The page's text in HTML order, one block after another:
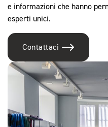
e informazioni che hanno
esperti unici.
Contattaci